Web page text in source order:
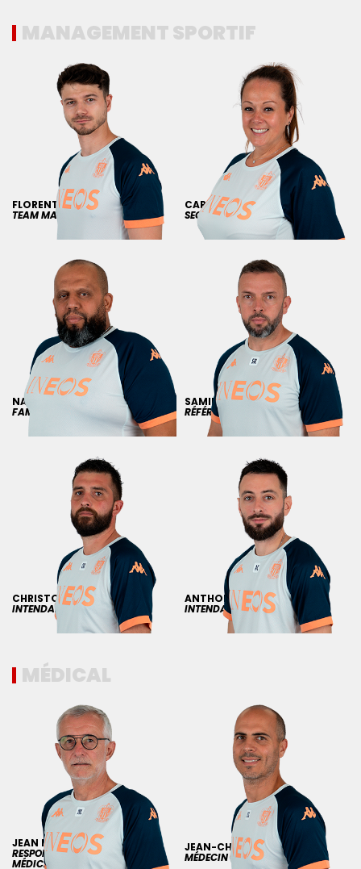
MANAGEMENT SPORTIF
FLORENTGOIRAN
TEAM MANAGER
CAROLECAMPET
SECRÉTAIRE SPORTIVE
NABIL OULED-GHARBIA
FAMILY CARE
SAMIRROUAFI
RÉFÉRENT INTENDANT
CHRISTOPHERMELA
INTENDANT
ANTHONYCAUVIN
INTENDANT
MÉDICAL
JEAN MARCLABORDERIE
RESPONSABLE DU SERVICE
MÉDICAL
JEAN-CHRISTOPHE GARCIA
MÉDECIN